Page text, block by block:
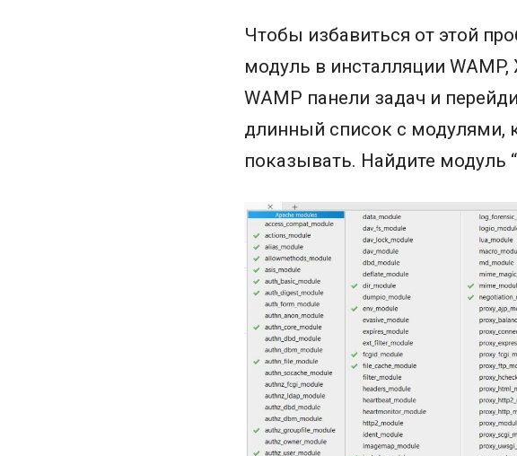
Чтобы избавиться от этой
модуль в инсталляции
WAMP панели задач и
длинный список с модулями,
показывать. Найдите модуль